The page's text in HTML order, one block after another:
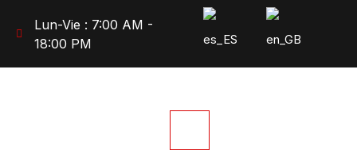
Lun-Vie : 7:00 AM -
18:00 PM